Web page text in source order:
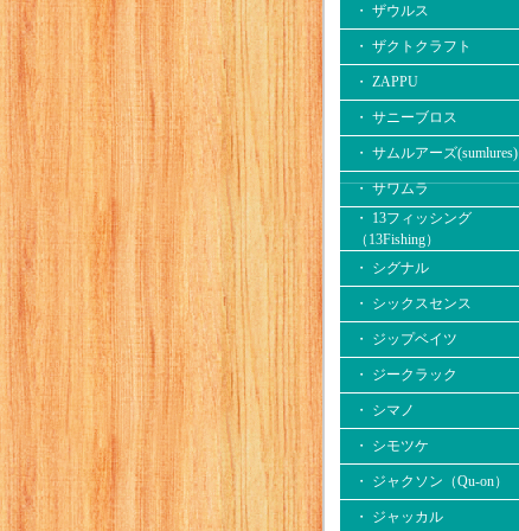
・ ザウルス
・ ザクトクラフト
・ ZAPPU
・ サニーブロス
・ サムルアーズ(sumlures)
・ サワムラ
・ 13フィッシング
（13Fishing）
・ シグナル
・ シックスセンス
・ ジップベイツ
・ ジークラック
・ シマノ
・ シモツケ
・ ジャクソン（Qu-on）
・ ジャッカル